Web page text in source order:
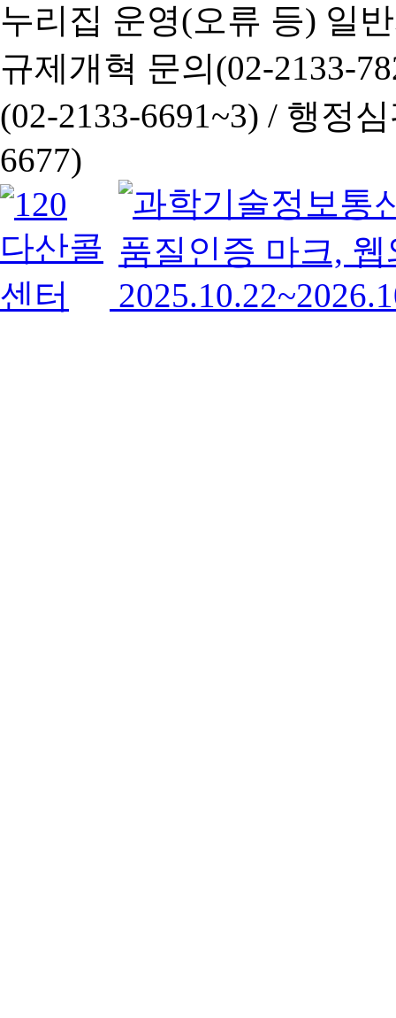
누리집 운영(오류 등) 일
규제개혁 문의(02-2133-
(02-2133-6691~3) / 행정심
6677)